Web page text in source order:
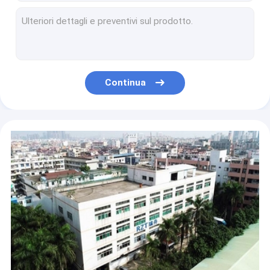
Dati lo stoccaggio materiale del metallo di certificazione di iso/CE dell'interfaccia a macchina umana
I pc di piegatura di saldatura pneumatici/ora 1/3 della macchina 3000 sincronizzano AC220V
Elettrico di alta efficienza dello strumento di piegatura del terminale automatico dei semi guidato
Terminale di sostituzione facile che unisce controllo di frequenza variabile a macchina
Macchina di piegatura del cavo muto eccellente, macchina di piegatura elettrica leggera
Continua